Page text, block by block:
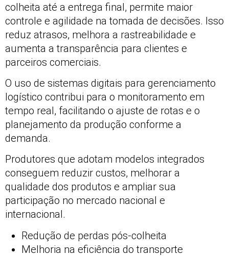
colheita até a entrega final, permite maior
controle e agilidade na tomada de decisões. Isso
reduz atrasos, melhora a rastreabilidade e
aumenta a transparência para clientes e
parceiros comerciais.
O uso de sistemas digitais para gerenciamento
logístico contribui para o monitoramento em
tempo real, facilitando o ajuste de rotas e o
planejamento da produção conforme a
demanda.
Produtores que adotam modelos integrados
conseguem reduzir custos, melhorar a
qualidade dos produtos e ampliar sua
participação no mercado nacional e
internacional.
Redução de perdas pós-colheita
Melhoria na eficiência do transporte